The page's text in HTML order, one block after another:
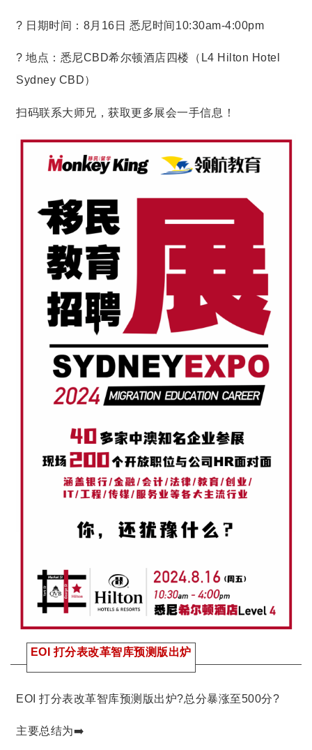
? 日期时间：8月16日 悉尼时间10:30am-4:00pm
? 地点：悉尼CBD希尔顿酒店四楼（L4 Hilton Hotel
Sydney CBD）
扫码联系大师兄，获取更多展会一手信息！
EOI 打分表改革智库预测版出炉
EOI 打分表改革智库预测版出炉?总分暴涨至500分?
主要总结为➡️